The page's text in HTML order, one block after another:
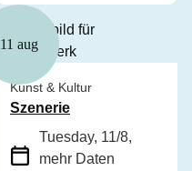
11 aug
Kunst & Kultur
Szenerie
Tuesday, 11/8,
mehr Daten